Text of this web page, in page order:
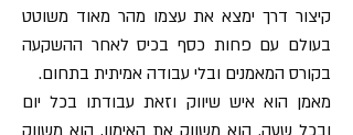
קיצור דרך ימצא את עצמו מהר מאוד משוטט
בעולם עם פחות כסף בכיס לאחר ההשקעה
בקורס המאמנים ובלי עבודה אמיתית בתחום.
מאמן הוא איש שיווק וזאת עבודתו בכל יום
ובכל שעה. הוא משווק את האימון, הוא משווק